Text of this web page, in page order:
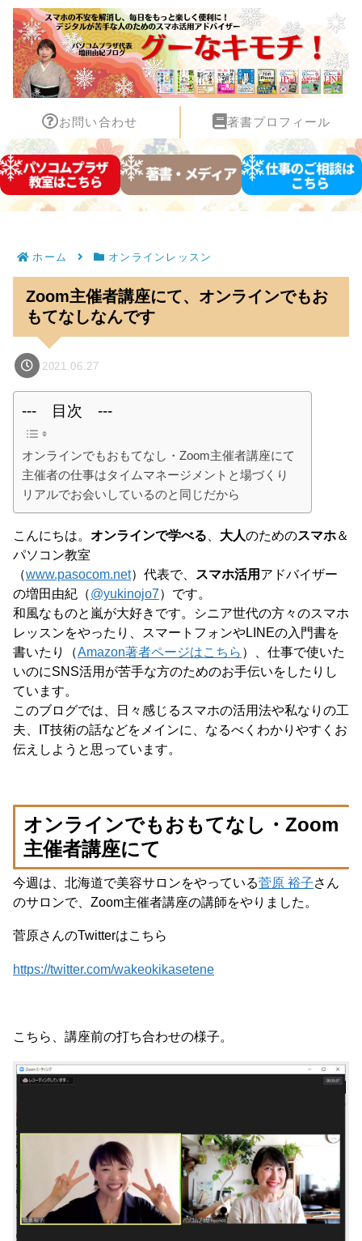
お問い合わせ 著書プロフィール
ホーム オンラインレッスン
Zoom主催者講座にて、オンラインでもお
もてなしなんです
2021.06.27
--- 目次 ---
オンラインでもおもてなし・Zoom主催者講座にて
主催者の仕事はタイムマネージメントと場づくり
リアルでお会いしているのと同じだから
こんにちは。 オンラインで学べる 大人のためのスマホ＆
パソコン教室
（www.pasocom.net）代表で、 スマホ活用 アドバイザー
の増田由紀（@yukinojo7）です。
和風なものと嵐が大好きです。シニア世代の方々のスマホ
レッスンをやったり、スマートフォンやLINEの入門書を
書いたり（Amazon著者ページはこちら ）、仕事で使いた
いのにSNS活用が苦手な方のためのお手伝いをしたりし
ています。
このブログでは、日々感じるスマホの活用法や私なりの工
夫、IT技術の話などをメインに、なるべくわかりやすくお
伝えしようと思っています。
オンラインでもおもてなし・Zoom
主催者講座にて
今週は、北海道で美容サロンをやっている菅原 裕子さん
のサロンで、Zoom主催者講座の講師をやりました。
菅原さんのTwitterはこちら
https://twitter.com/wakeokikasetene
こちら、講座前の打ち合わせの様子。